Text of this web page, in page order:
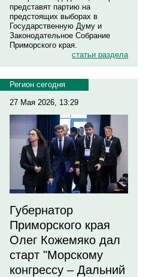
представят партию на
предстоящих выборах в
Государственную Думу и
Законодательное Собрание
Приморского края.
статьи раздела
Регион сегодня
27 Мая 2026, 13:29
Губернатор
Приморского края
Олег Кожемяко дал
старт "Морскому
конгрессу – Дальний